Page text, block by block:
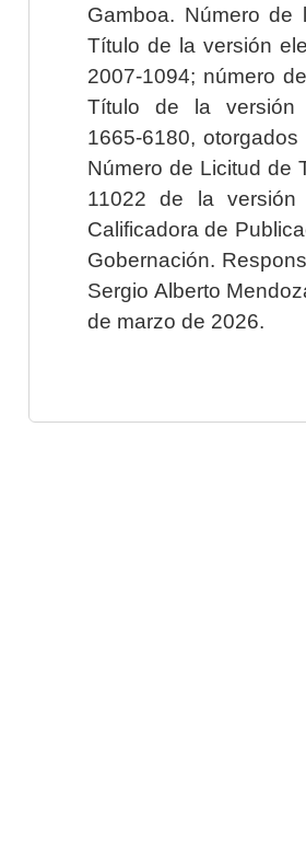
Gamboa. Número
Título de la versión
2007-1094; número
Título de la versión
1665-6180,
Número de Licitud de
11022 de la versión
Calificadora de
Gobernación.
Sergio Alberto
de marzo de 2026.